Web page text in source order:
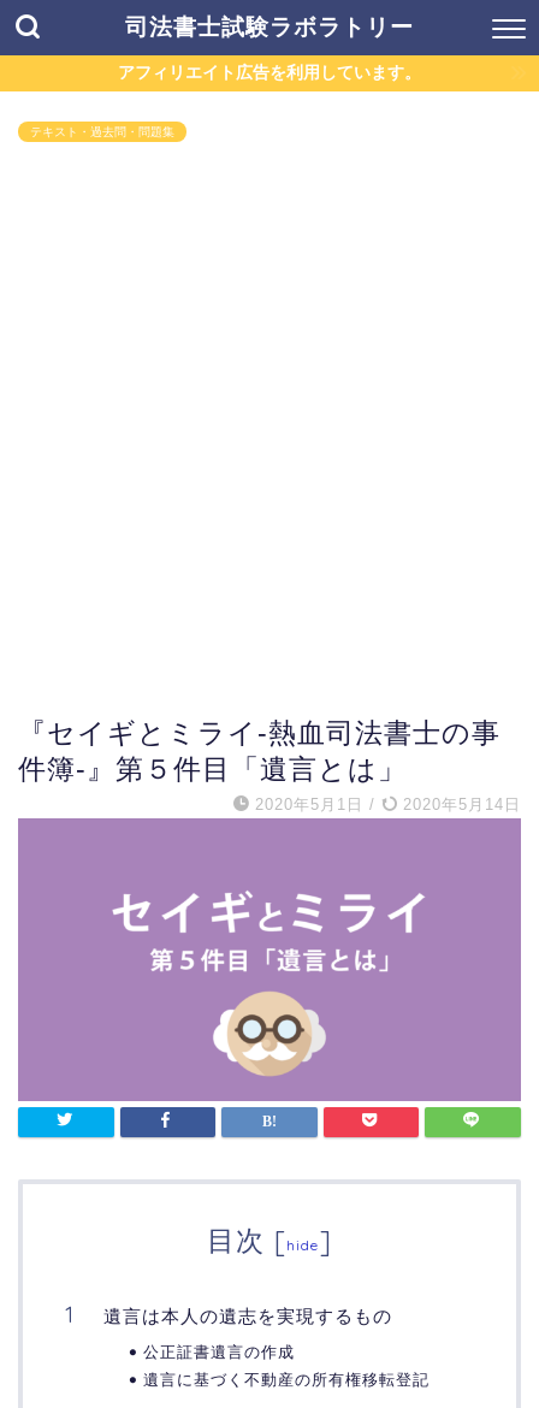
司法書士試験ラボラトリー
アフィリエイト広告を利用しています。
テキスト・過去問・問題集
『セイギとミライ-熱血司法書士の事
件簿-』第５件目「遺言とは」
2020年5月1日 / 2020年5月14日
目次 [hide]
遺言は本人の遺志を実現するもの
公正証書遺言の作成
遺言に基づく不動産の所有権移転登記